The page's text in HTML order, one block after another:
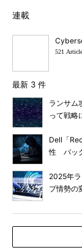
連載
521
最新 3 件
ランサム
って戦略
Dell「
性 バッ
2025年
プ情勢の